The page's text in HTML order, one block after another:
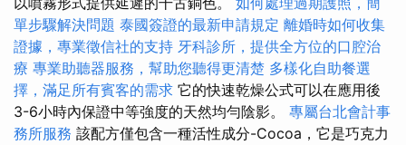
單步驟解決問題 泰國簽證的最新申請規定 離婚時如何收集
證據，專業徵信社的支持 牙科診所，提供全方位的口腔治
療 專業助聽器服務，幫助您聽得更清楚 多樣化自助餐選
擇，滿足所有賓客的需求 它的快速乾燥公式可以在應用後
3-6小時內保證中等強度的天然均勻陰影。 專屬台北會計事
務所服務 該配方僅包含一種活性成分-Cocoa，它是巧克力